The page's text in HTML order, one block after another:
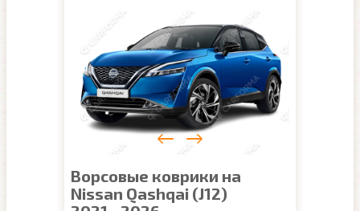
Ворсовые коврики на
Nissan Qashqai (J12)